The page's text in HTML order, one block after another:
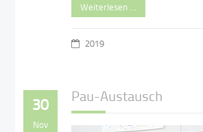
Weiterlesen …
2019
30
Nov
Pau-Austausch